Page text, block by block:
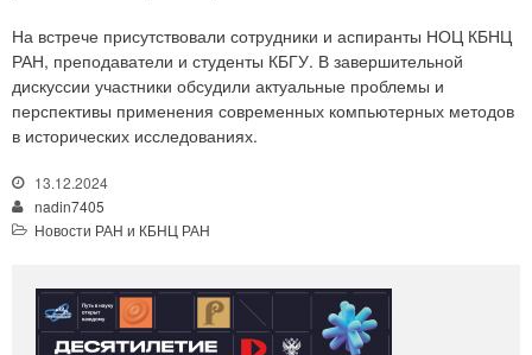
На встрече присутствовали сотрудники и аспиранты НОЦ КБНЦ
РАН, преподаватели и студенты КБГУ. В завершительной
дискуссии участники обсудили актуальные проблемы и
перспективы применения современных компьютерных методов
в исторических исследованиях.
13.12.2024
nadin7405
Новости РАН и КБНЦ РАН